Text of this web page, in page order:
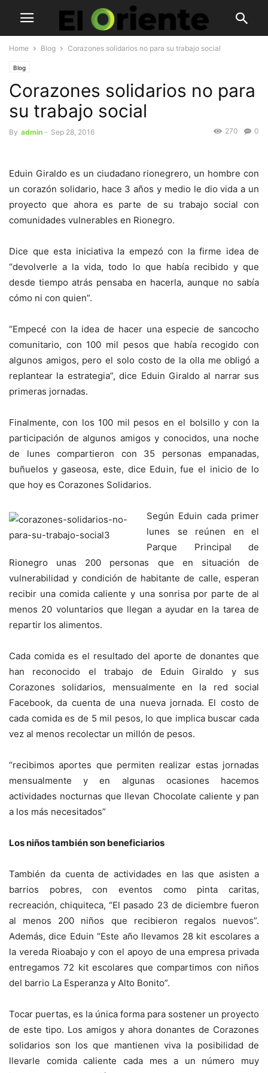
Home Blog Corazones solidarios no para su trabajo social
Blog
Corazones solidarios no para
su trabajo social
By admin - Sep 28, 2016 0
270
Eduin Giraldo es un ciudadano rionegrero, un hombre con
un corazón solidario, hace 3 años y medio le dio vida a un
proyecto que ahora es parte de su trabajo social con
comunidades vulnerables en Rionegro.
Dice que esta iniciativa la empezó con la firme idea de
“devolverle a la vida, todo lo que había recibido y que
desde tiempo atrás pensaba en hacerla, aunque no sabía
cómo ni con quien”.
“Empecé con la idea de hacer una especie de sancocho
comunitario, con 100 mil pesos que había recogido con
algunos amigos, pero el solo costo de la olla me obligó a
replantear la estrategia”, dice Eduin Giraldo al narrar sus
primeras jornadas.
Finalmente, con los 100 mil pesos en el bolsillo y con la
participación de algunos amigos y conocidos, una noche
de lunes compartieron con 35 personas empanadas,
buñuelos y gaseosa, este, dice Eduin, fue el inicio de lo
que hoy es Corazones Solidarios.
Según Eduin cada primer
lunes se reúnen en el
Parque Principal de
Rionegro unas 200 personas que en situación de
vulnerabilidad y condición de habitante de calle, esperan
recibir una comida caliente y una sonrisa por parte de al
menos 20 voluntarios que llegan a ayudar en la tarea de
repartir los alimentos.
Cada comida es el resultado del aporte de donantes que
han reconocido el trabajo de Eduin Giraldo y sus
Corazones solidarios, mensualmente en la red social
Facebook, da cuenta de una nueva jornada. El costo de
cada comida es de 5 mil pesos, lo que implica buscar cada
vez al menos recolectar un millón de pesos.
“recibimos aportes que permiten realizar estas jornadas
mensualmente y en algunas ocasiones hacemos
actividades nocturnas que llevan Chocolate caliente y pan
a los más necesitados”
Los niños también son beneficiarios
También da cuenta de actividades en las que asisten a
barrios pobres, con eventos como pinta caritas,
recreación, chiquiteca, “El pasado 23 de diciembre fueron
al menos 200 niños que recibieron regalos nuevos”.
Además, dice Eduin “Este año llevamos 28 kit escolares a
la vereda Rioabajo y con el apoyo de una empresa privada
entregamos 72 kit escolares que compartimos con niños
del barrio La Esperanza y Alto Bonito”.
Tocar puertas, es la única forma para sostener un proyecto
de este tipo. Los amigos y ahora donantes de Corazones
solidarios son los que mantienen viva la posibilidad de
llevarle comida caliente cada mes a un número muy